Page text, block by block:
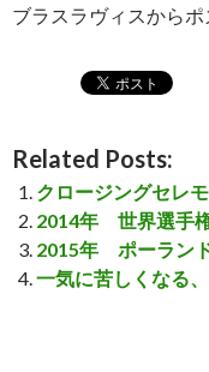
ブラスラヴィスからポ
Related Posts:
クロージングセレ
2014年 世界選手
2015年 ポーラン
一気に苦しくなる、